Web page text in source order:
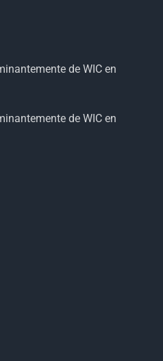
de WIC en
de WIC en